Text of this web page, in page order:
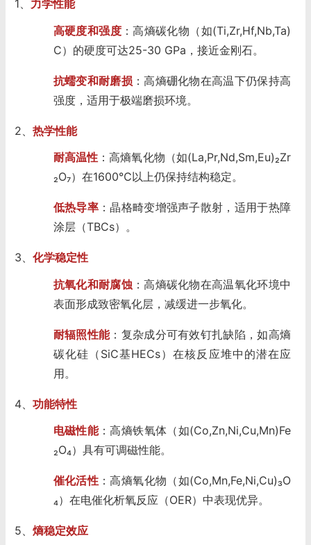
1、 力学性能
高硬度和强度：高熵碳化物（如(Ti,Zr,Hf,Nb,Ta)
C）的硬度可达25-30 GPa，接近金刚石。
抗蠕变和耐磨损：高熵硼化物在高温下仍保持高
强度，适用于极端磨损环境。
2、 热学性能
耐高温性 ：高熵氧化物（如(La,Pr,Nd,Sm,Eu)₂Zr
₂O₇）在1600℃以上仍保持结构稳定。
低热导率：晶格畸变增强声子散射，适用于热障
涂层（TBCs）。
3、 化学稳定性
抗氧化和耐腐蚀 ：高熵碳化物在高温氧化环境中
表面形成致密氧化层，减缓进一步氧化。
耐辐照性能：复杂成分可有效钉扎缺陷，如高熵
碳化硅（SiC基HECs）在核反应堆中的潜在应
用。
4、 功能特性
电磁性能：高熵铁氧体（如(Co,Zn,Ni,Cu,Mn)Fe
₂O₄）具有可调磁性能。
催化活性 ：高熵氧化物（如(Co,Mn,Fe,Ni,Cu)₃O
₄）在电催化析氧反应（OER）中表现优异。
5、 熵稳定效应